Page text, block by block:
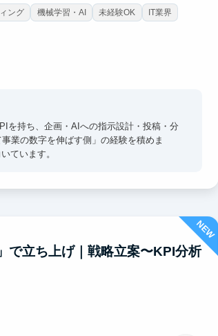
ング 機械学習・AI 未経験OK
IT業界
を持ち、企画・AIへの指示設計・投稿・分
業の数字を伸ばす側」の経験を積めま
ています。
NEW
で立ち上げ｜戦略立案〜KPI分析